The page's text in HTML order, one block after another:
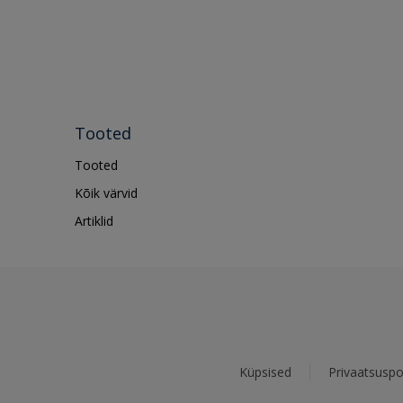
Tooted
Tooted
Kõik värvid
Artiklid
Küpsised